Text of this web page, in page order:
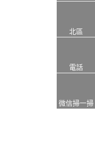
北區
電話
微信掃一掃